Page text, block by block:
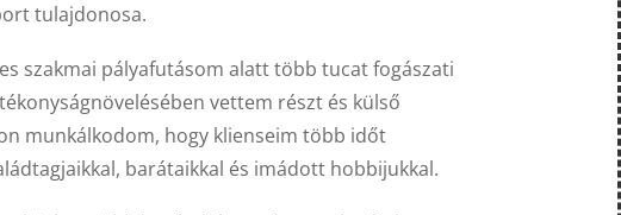
tulajdonosa.
szakmai pályafutásom alatt több tucat fogászati
vettem részt és külső
munkálkodom, hogy klienseim több időt
barátaikkal és imádott hobbijukkal.